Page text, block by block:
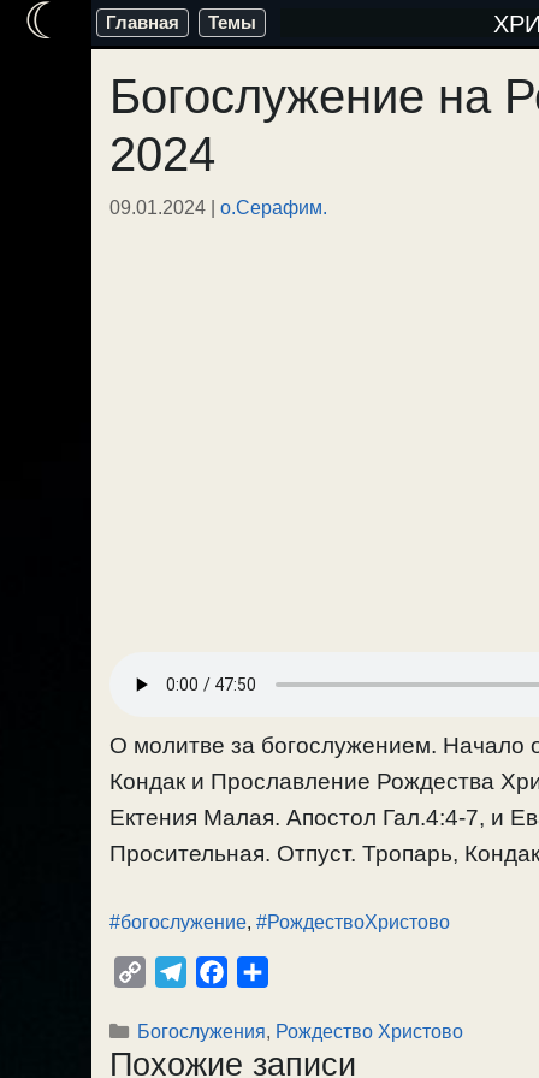
Перейти
содержимому
Главная Темы
Богослужение на
2024
09.01.2024 | о.Серафим.
О молитве за богослужением. Начало
Кондак и Прославление Рождества
Ектения Малая. Апостол Гал.4:4-7, и
Просительная. Отпуст. Тропарь,
#богослужение, #РождествоХристово
p
y
l
e
c
e
п
р
Рубрики
Богослужения, Рождество Христово
Похожие записи
☾